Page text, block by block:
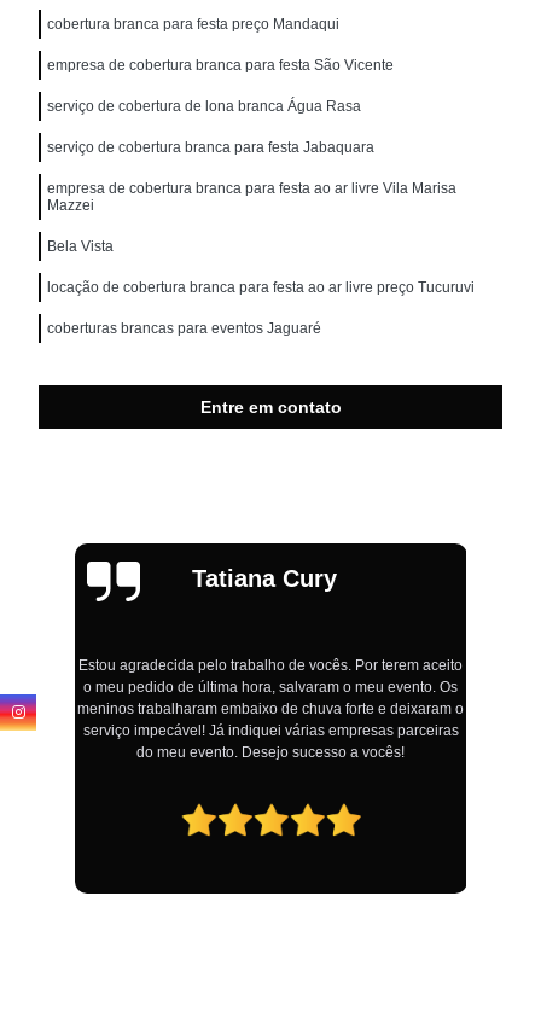
cobertura branca para festa preço Mandaqui
empresa de cobertura branca para festa São Vicente
serviço de cobertura de lona branca Água Rasa
serviço de cobertura branca para festa Jabaquara
empresa de cobertura branca para festa ao ar livre Vila Marisa
Mazzei
Bela Vista
locação de cobertura branca para festa ao ar livre preço Tucuruvi
coberturas brancas para eventos Jaguaré
Entre em contato
Tatiana Cury
Estou agradecida pelo trabalho de vocês. Por terem aceito
o meu pedido de última hora, salvaram o meu evento. Os
meninos trabalharam embaixo de chuva forte e deixaram o
serviço impecável! Já indiquei várias empresas parceiras
do meu evento. Desejo sucesso a vocês!